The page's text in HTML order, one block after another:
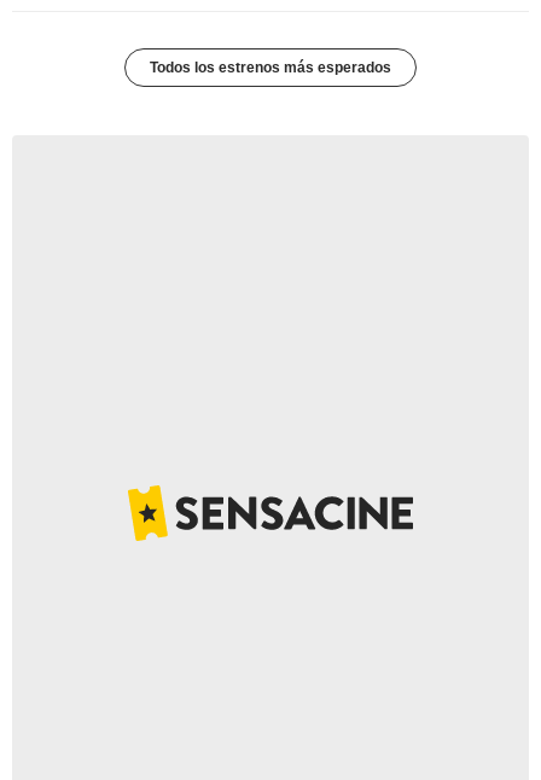
Todos los estrenos más esperados